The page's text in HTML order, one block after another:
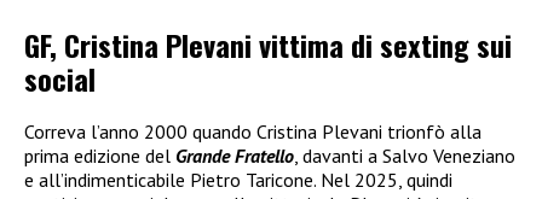
GF, Cristina Plevani vittima di sexting sui
social
Correva l’anno 2000 quando Cristina Plevani trionfò alla
prima edizione del Grande Fratello , davanti a Salvo Veneziano
e all’indimenticabile Pietro Taricone. Nel 2025, quindi